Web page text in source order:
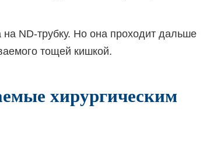
ND-трубку. Но она проходит дальше
тощей кишкой.
хирургическим